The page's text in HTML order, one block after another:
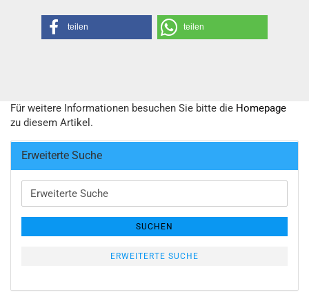
teilen teilen
Für weitere Informationen besuchen Sie bitte die Homepage
zu diesem Artikel.
Erweiterte Suche
Erweiterte
Suche
SUCHEN
ERWEITERTE SUCHE